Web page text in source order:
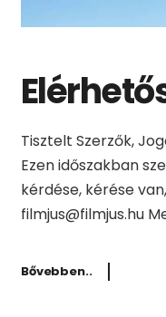
Tisztelt Szerzők,
Ezen időszakban
kérdése, kérése
filmjus@filmjus.hu
Bővebben..